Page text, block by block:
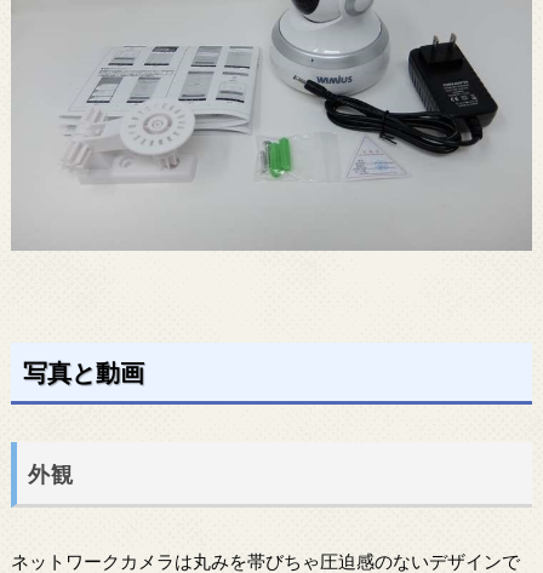
写真と動画
外観
ネットワークカメラは丸みを帯びちゃ圧迫感のないデザインで